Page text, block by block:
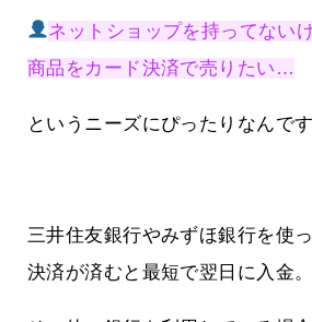
ネットショップを持ってない
商品をカード決済で売りたい…
というニーズにぴったりなんです
三井住友銀行やみずほ銀行を使
決済が済むと最短で翌日に入金。